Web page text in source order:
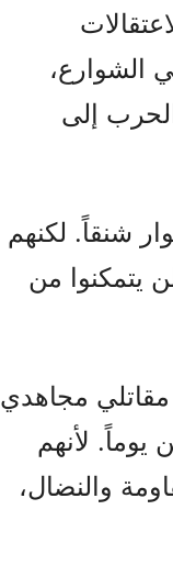
الشوارع،
إلى
من الشباب الثوار شنقاً. لكنهم
يتمكنوا من
يعيشون في رعب من هجوم 250 من مقاتلي مجاهدي
لأنهم
والنضال،